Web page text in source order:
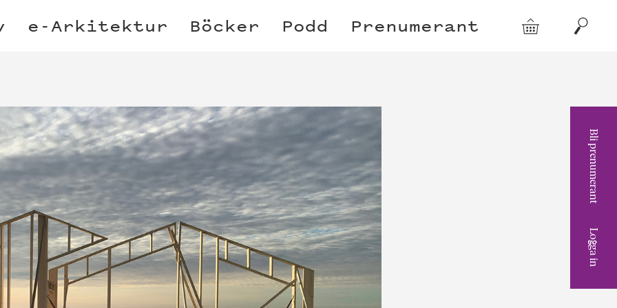
e-Arkitektur Böcker Podd Prenumerant Varukorg Sök
Bli prenumerant
Logga in